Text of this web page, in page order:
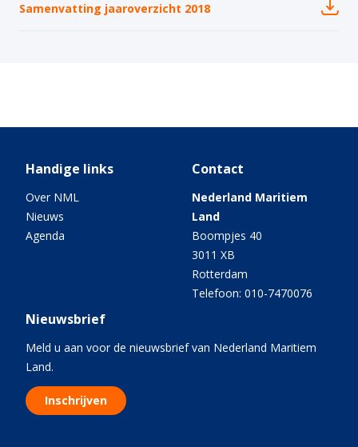
Samenvatting jaaroverzicht 2018
Handige links
Over NML
Nieuws
Agenda
Contact
Nederland Maritiem
Land
Boompjes 40
3011 XB
Rotterdam
Telefoon: 010-7470076
Nieuwsbrief
Meld u aan voor de nieuwsbrief van Nederland Maritiem
Land.
Inschrijven